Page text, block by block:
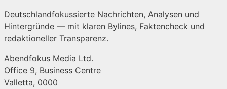
Deutschlandfokussierte Nachrichten, Analysen und
Hintergründe — mit klaren Bylines, Faktencheck und
redaktioneller Transparenz.
Abendfokus Media Ltd.
Office 9, Business Centre
Valletta, 0000